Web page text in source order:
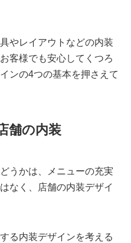
やレイアウトなどの内装
客様でも安心してくつろ
ンの4つの基本を押さえて
舗の内装
うかは、メニューの充実
なく、店舗の内装デザイ
る内装デザインを考える